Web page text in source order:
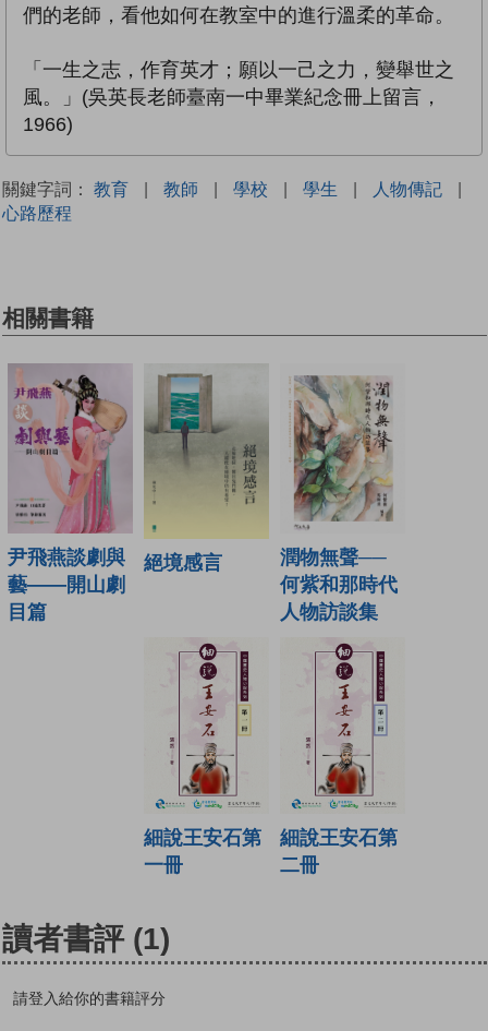
們的老師，看他如何在教室中的進行溫柔的革命。
「一生之志，作育英才；願以一己之力，變舉世之
風。」(吳英長老師臺南一中畢業紀念冊上留言，
1966)
關鍵字詞： 教育 | 教師 | 學校 | 學生 | 人物傳記
|
心路歷程
相關書籍
尹飛燕談劇與
藝——開山劇
目篇
絕境感言
潤物無聲──
何紫和那時代
人物訪談集
細說王安石第
一冊
細說王安石第
二冊
讀者書評 (1)
請登入給你的書籍評分